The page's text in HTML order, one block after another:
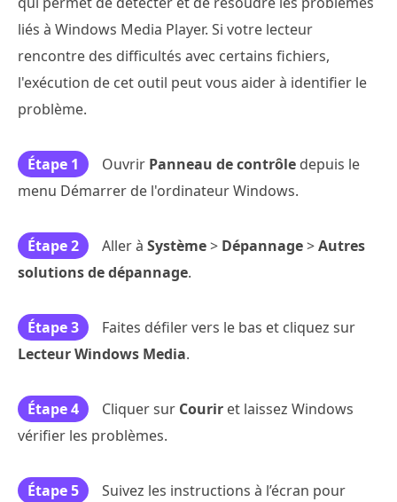
liés à Windows Media Player. Si votre lecteur
rencontre des difficultés avec certains fichiers,
l'exécution de cet outil peut vous aider à identifier le
problème.
Étape 1 Ouvrir Panneau de contrôle depuis le
menu Démarrer de l'ordinateur Windows.
Étape 2 Aller à Système> Dépannage>Autres
solutions de dépannage.
Étape 3
Faites défiler vers le bas et cliquez sur
Lecteur Windows Media.
Étape 4 Cliquer sur Courir et laissez Windows
vérifier les problèmes.
Étape 5
Suivez les instructions à l’écran pour